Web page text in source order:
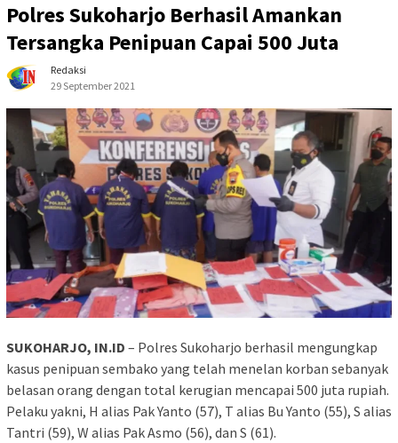
Polres Sukoharjo Berhasil Amankan
Tersangka Penipuan Capai 500 Juta
Redaksi
29 September 2021
SUKOHARJO, IN.ID – Polres Sukoharjo berhasil mengungkap
kasus penipuan sembako yang telah menelan korban sebanyak
belasan orang dengan total kerugian mencapai 500 juta rupiah.
Pelaku yakni, H alias Pak Yanto (57), T alias Bu Yanto (55), S alias
Tantri (59), W alias Pak Asmo (56), dan S (61).